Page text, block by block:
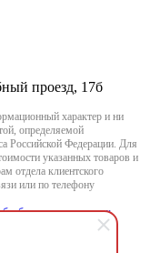
проезд, 17б
характер и ни
определяемой
Российской Федерации. Для
указанных товаров и
отдела клиентского
или по телефону
персональных
Политики